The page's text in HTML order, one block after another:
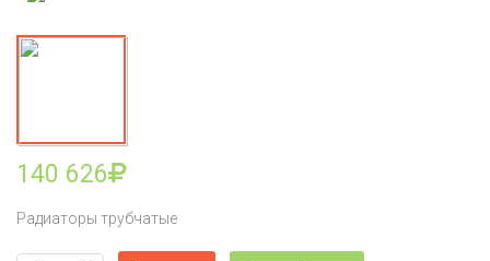
140 626
Радиаторы трубчатые